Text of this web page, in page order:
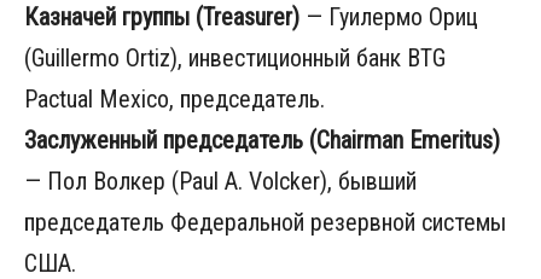
Казначей группы (Treasurer) — Гуилермо Ориц
(Guillermo Ortiz), инвестиционный банк BTG
Pactual Mexico, председатель.
Заслуженный председатель (Chairman Emeritus)
— Пол Волкер (Paul A. Volcker), бывший
председатель Федеральной резервной системы
США.